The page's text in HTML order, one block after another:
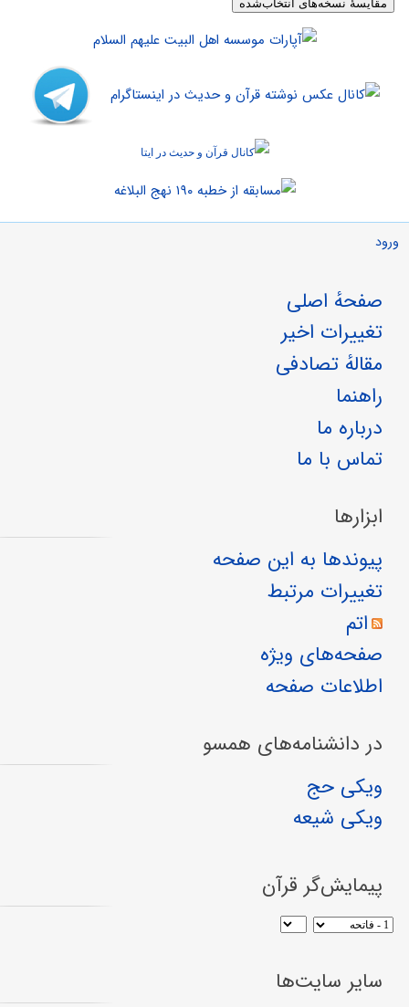
ورود
صفحهٔ اصلی
تغییرات اخیر
مقالهٔ تصادفی
راهنما
درباره ما
تماس با ما
ابزارها
پیوندها به این صفحه
تغییرات مرتبط
اتم
صفحه‌های ویژه
اطلاعات صفحه
در دانشنامه‌های همسو
ویکی حج
ویکی شیعه
پیمایش‌گر قرآن
سایر سایت‌ها